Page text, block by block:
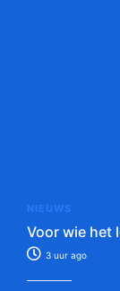
NIEUWS
Voor wie het
3 uur ago